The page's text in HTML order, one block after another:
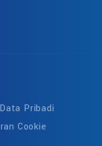
Pribadi
Cookie